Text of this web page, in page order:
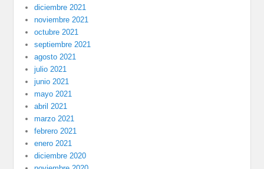
diciembre 2021
noviembre 2021
octubre 2021
septiembre 2021
agosto 2021
julio 2021
junio 2021
mayo 2021
abril 2021
marzo 2021
febrero 2021
enero 2021
diciembre 2020